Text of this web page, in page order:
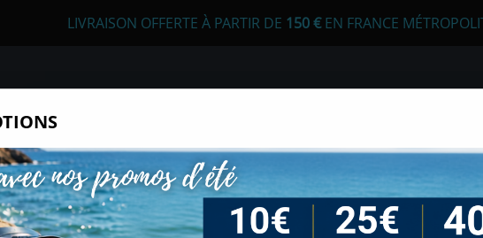
LIVRAISON OFFERTE À PARTIR DE 150 €EN FRANCE
SOUS-MARINE APNÉE CHASSE SOUS-MARINE
Nous autorisez-vous à utiliser vos cookies ?
Ils nous seront utiles pour :
Améliorer l'interface et les fonctionnalités du site
Mesurer les campagnes marketing et proposer des mises à jour sur
produits